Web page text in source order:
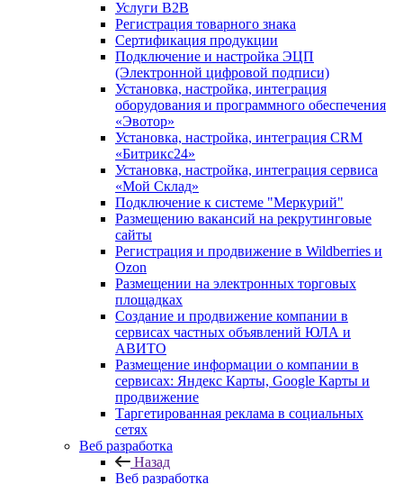
Услуги B2B
Регистрация товарного знака
Сертификация продукции
Подключение и настройка ЭЦП
(Электронной цифровой подписи)
Установка, настройка, интеграция
оборудования и программного обеспечения
«Эвотор»
Установка, настройка, интеграция CRM
«Битрикс24»
Установка, настройка, интеграция сервиса
«Мой Склад»
Подключение к системе "Меркурий"
Размещению вакансий на рекрутинговые
сайты
Регистрация и продвижение в Wildberries и
Ozon
Размещении на электронных торговых
площадках
Создание и продвижение компании в
сервисах частных объявлений ЮЛА и
АВИТО
Размещение информации о компании в
сервисах: Яндекс Карты, Google Карты и
продвижение
Таргетированная реклама в социальных
сетях
Веб разработка
Назад
Веб разработка